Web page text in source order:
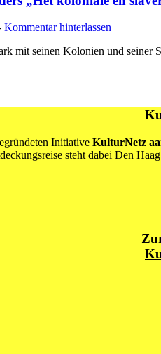
Kommentar hinterlassen
mit seinen Kolonien und
Initiative KulturNetz
steht dabei Den